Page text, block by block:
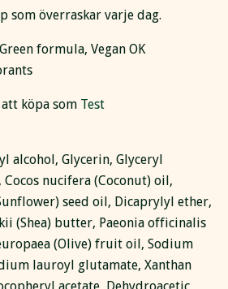
som överraskar varje dag.
formula, Vegan OK
köpa som Test
alcohol, Glycerin, Glyceryl
Cocos nucifera (Coconut) oil,
seed oil, Dicaprylyl ether,
(Shea) butter, Paeonia officinalis
(Olive) fruit oil, Sodium
lauroyl glutamate, Xanthan